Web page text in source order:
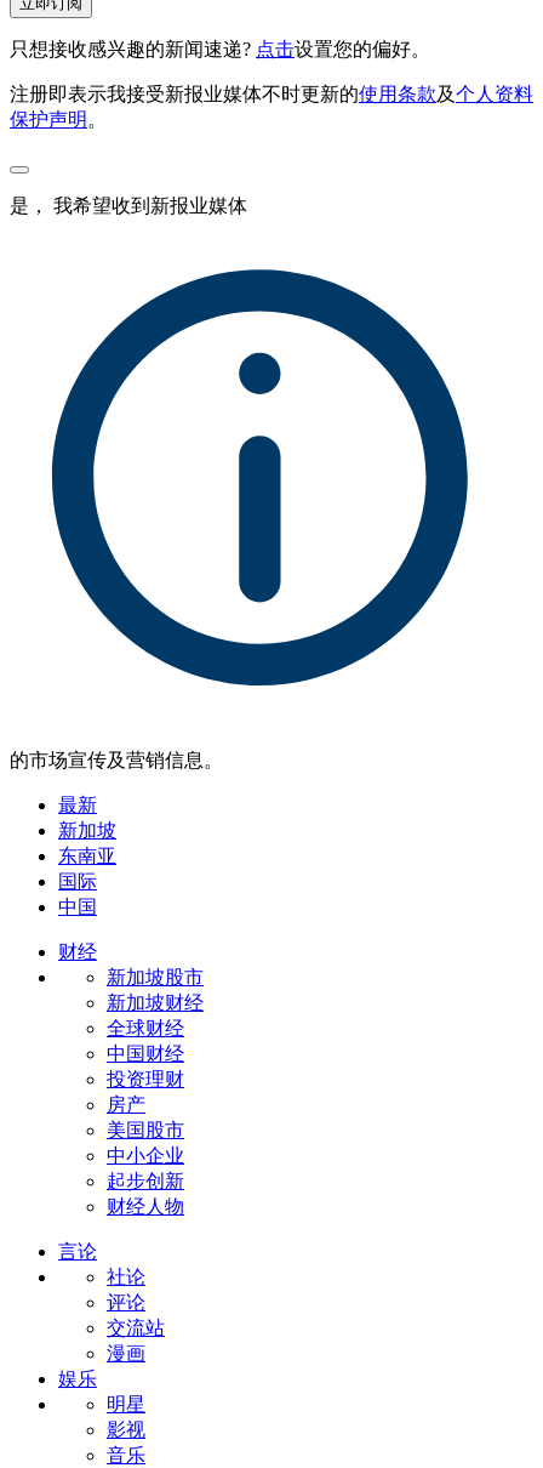
只想接收感兴趣的新闻速递? 点击设置您的偏好。
注册即表示我接受新报业媒体不时更新的使用条款及个人资料
保护声明 。
是， 我希望收到新报业媒体
的市场宣传及营销信息。
最新
新加坡
东南亚
国际
中国
财经
新加坡股市
新加坡财经
全球财经
中国财经
投资理财
房产
美国股市
中小企业
起步创新
财经人物
言论
社论
评论
交流站
漫画
娱乐
明星
影视
音乐